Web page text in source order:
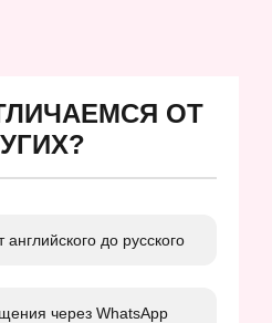
ОТ
до русского
через WhatsApp